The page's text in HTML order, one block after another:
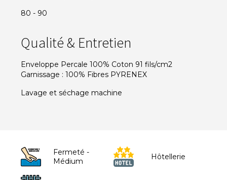
80 - 90
Qualité & Entretien
Enveloppe Percale 100% Coton 91 fils/cm2
Garnissage : 100% Fibres PYRENEX
Lavage et séchage machine
Fermeté -
Médium
Hôtellerie